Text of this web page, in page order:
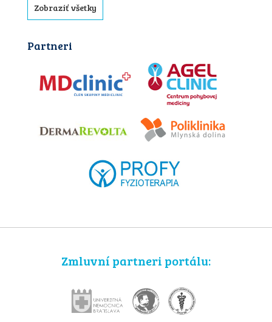
Zobraziť všetky
Partneri
Zmluvní partneri portálu: